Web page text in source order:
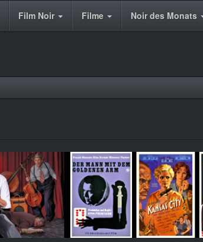
Film Noir Filme Noir des Monats